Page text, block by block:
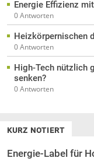
Energie Effizienz
0 Antworten
Heizkörpernischen
0 Antworten
High-Tech nützlich
senken?
0 Antworten
KURZ NOTIERT
Energie-Label für